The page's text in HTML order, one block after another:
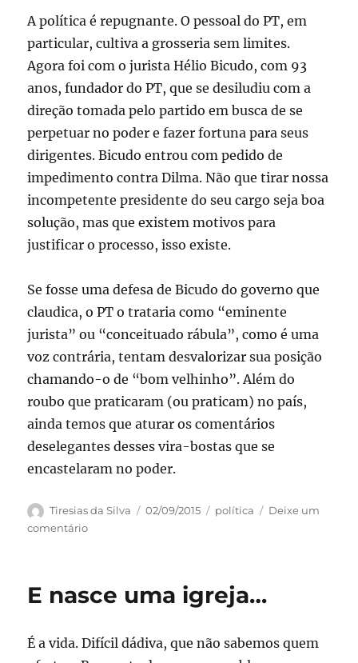
demitida!
A política é repugnante. O pessoal do PT, em
particular, cultiva a grosseria sem limites.
Agora foi com o jurista Hélio Bicudo, com 93
anos, fundador do PT, que se desiludiu com a
direção tomada pelo partido em busca de se
perpetuar no poder e fazer fortuna para seus
dirigentes. Bicudo entrou com pedido de
impedimento contra Dilma. Não que tirar nossa
incompetente presidente do seu cargo seja boa
solução, mas que existem motivos para
justificar o processo, isso existe.
Se fosse uma defesa de Bicudo do governo que
claudica, o PT o trataria como “eminente
jurista” ou “conceituado rábula”, como é uma
voz contrária, tentam desvalorizar sua posição
chamando-o de “bom velhinho”. Além do
roubo que praticaram (ou praticam) no país,
ainda temos que aturar os comentários
deselegantes desses vira-bostas que se
encastelaram no poder.
Autor
Tiresias da Silva
Publicado
02/09/2015 Categorias
política
Deixe um
comentárioem
Bom
E nasce uma igreja…
É a vida. Difícil dádiva, que não sabemos quem